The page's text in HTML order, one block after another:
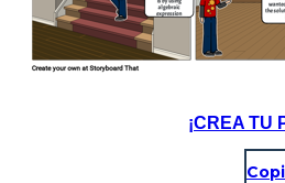
¡CREA TU